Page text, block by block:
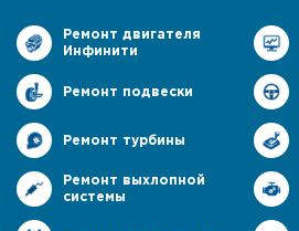
Ремонт двигателя
Инфинити
Ремонт подвески
Ремонт турбины
Ремонт выхлопной
системы